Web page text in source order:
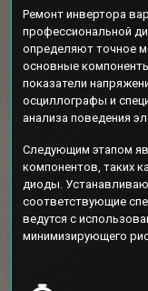
Ремонт инвертора
профессиональной
определяют точное
основные
показатели
осциллографы и
анализа поведения
Следующим этапом
компонентов, таких
диоды.
соответствующие
ведутся с
минимизирующего